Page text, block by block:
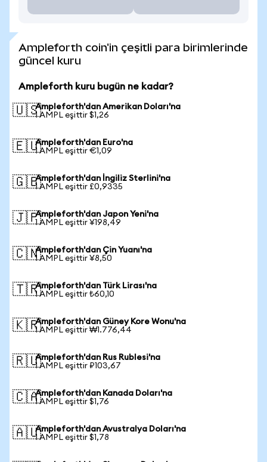
Ampleforth coin'in çeşitli para birimlerinde
güncel kuru
Ampleforth kuru bugün ne kadar?
🇺🇸Ampleforth'dan Amerikan Doları'na
1 AMPL eşittir $1,26
🇪🇺Ampleforth'dan Euro'na
1 AMPL eşittir €1,09
🇬🇧Ampleforth'dan İngiliz Sterlini'na
1 AMPL eşittir £0,9335
🇯🇵Ampleforth'dan Japon Yeni'na
1 AMPL eşittir ¥198,49
🇨🇳Ampleforth'dan Çin Yuanı'na
1 AMPL eşittir ¥8,50
🇹🇷Ampleforth'dan Türk Lirası'na
1 AMPL eşittir ₺60,10
🇰🇷Ampleforth'dan Güney Kore Wonu'na
1 AMPL eşittir ₩1.776,44
🇷🇺Ampleforth'dan Rus Rublesi'na
1 AMPL eşittir ₽103,67
🇨🇦Ampleforth'dan Kanada Doları'na
1 AMPL eşittir $1,76
🇦🇺Ampleforth'dan Avustralya Doları'na
1 AMPL eşittir $1,78